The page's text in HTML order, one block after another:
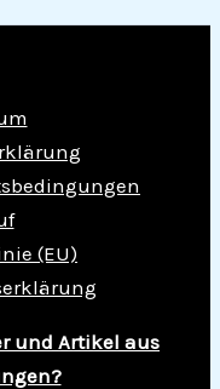
(EU)
und Artikel aus